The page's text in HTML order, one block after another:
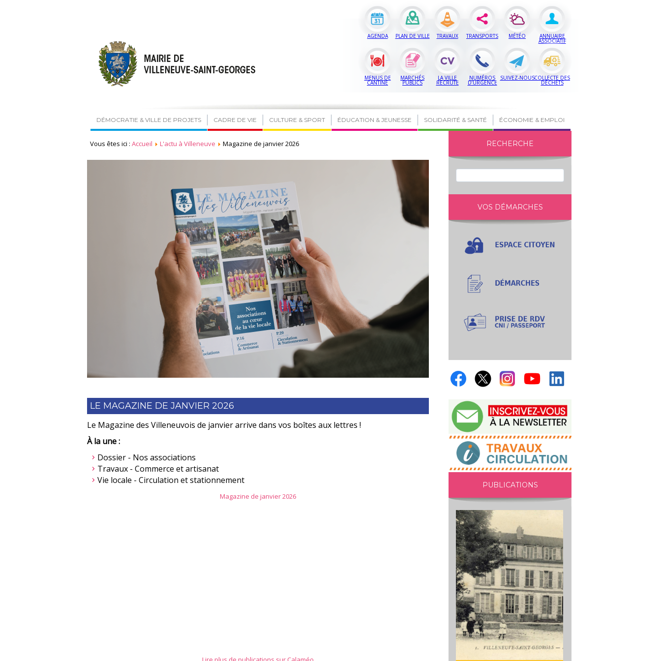
AGENDA PLAN DE VILLE TRAVAUX TRANSPORTS MÉTÉO ANNUAIRE
ASSOCIATIF
MENUS DE
CANTINE
MARCHÉS
PUBLICS
LA VILLE
RECRUTE
NUMÉROS
D’URGENCE
SUIVEZ-NOUSCOLLECTE DES
DÉCHETS
DÉMOCRATIE & VILLE DE PROJETS CADRE DE VIE CULTURE & SPORT ÉDUCATION & JEUNESSE SOLIDARITÉ & SANTÉ ÉCONOMIE & EMPLOI
Vous êtes ici : Accueil L'actu à Villeneuve Magazine de janvier 2026
LE MAGAZINE DE JANVIER 2026
Le Magazine des Villeneuvois de janvier arrive dans vos boîtes aux lettres !
À la une :
Dossier - Nos associations
Travaux - Commerce et artisanat
Vie locale - Circulation et stationnement
Magazine de janvier 2026
RECHERCHE
VOS DÉMARCHES
PUBLICATIONS